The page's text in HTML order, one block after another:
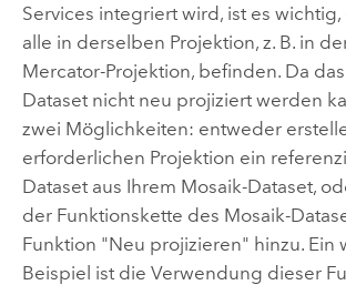
Services integriert wird, ist es wichtig,
alle in derselben Projektion, z. B. in
Mercator-Projektion, befinden. Da
Dataset nicht neu projiziert werden
zwei Möglichkeiten: entweder
erforderlichen Projektion ein
Dataset aus Ihrem Mosaik-Dataset,
der Funktionskette des Mosaik-
Funktion "Neu projizieren" hinzu. Ein
Beispiel ist die Verwendung dieser